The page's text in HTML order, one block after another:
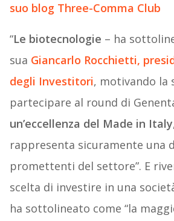
suo blog Three-Comma Club
“Le biotecnologie – ha
sua Giancarlo Rocchietti,
degli Investitori, motivando la
partecipare al round di
un’eccellenza del Made in Italy
rappresenta sicuramente una
promettenti del settore”. E
scelta di investire in una
ha sottolineato come “la